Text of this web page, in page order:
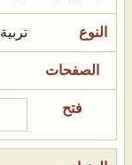
تربية